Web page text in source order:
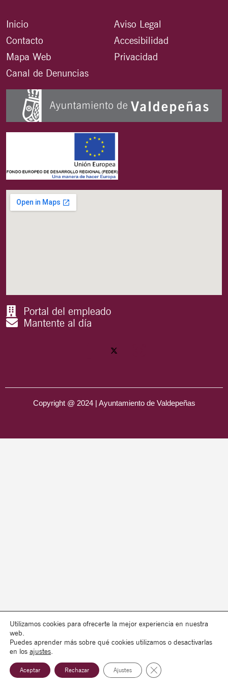
Inicio
Contacto
Mapa Web
Canal de Denuncias
Aviso Legal
Accesibilidad
Privacidad
Portal del empleado
Mantente al día
Copyright @ 2024 | Ayuntamiento de Valdepeñas
Utilizamos cookies para ofrecerte la mejor experiencia en nuestra
web.
Puedes aprender más sobre qué cookies utilizamos o desactivarlas
en los ajustes
Aceptar Rechazar Ajustes Cerrar el banner de